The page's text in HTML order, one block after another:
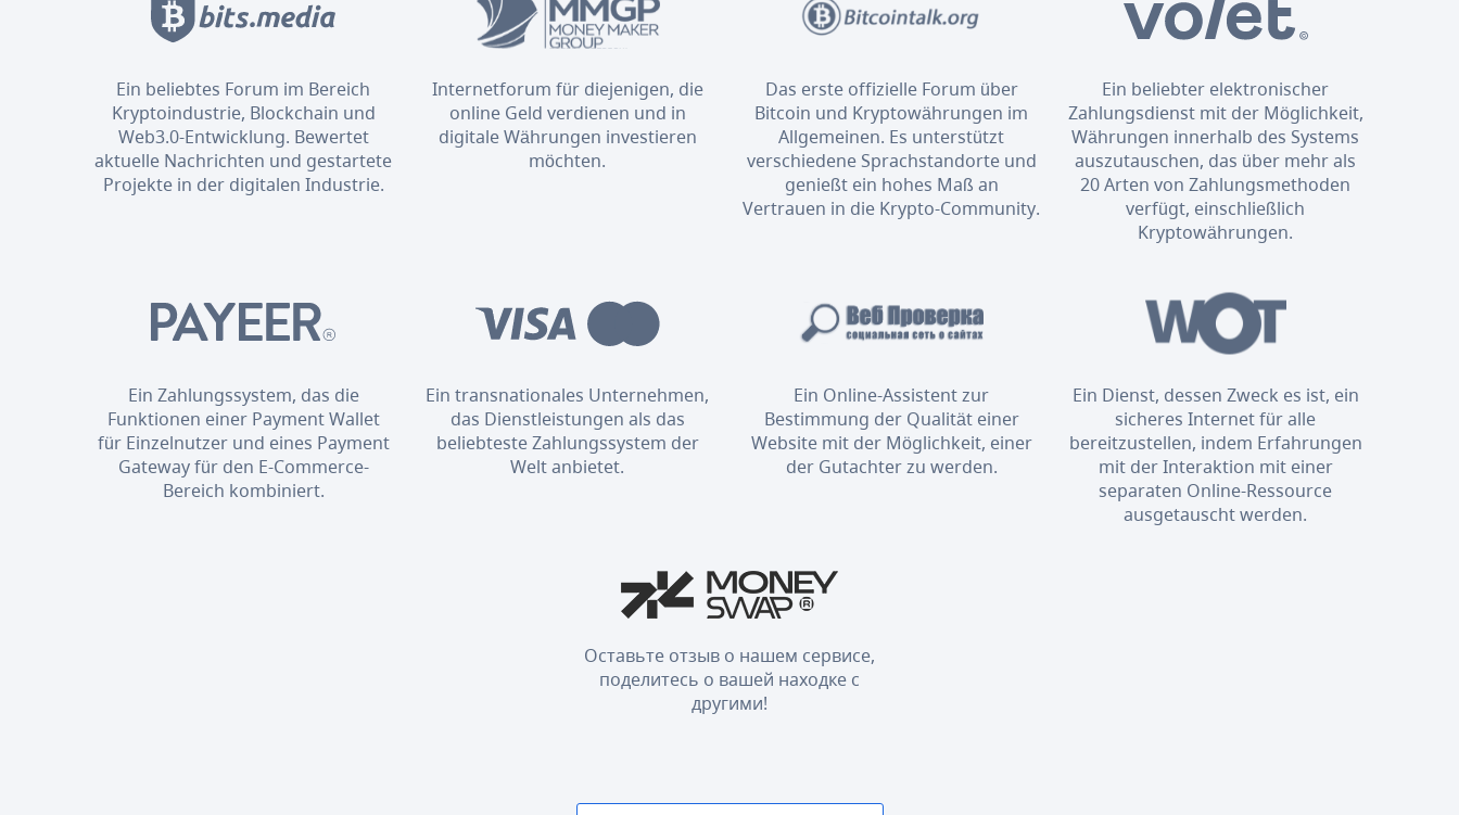
Ein beliebtes Forum im Bereich
Kryptoindustrie, Blockchain und
Web3.0-Entwicklung. Bewertet
aktuelle Nachrichten und gestartete
Projekte in der digitalen Industrie.
Internetforum für diejenigen, die
online Geld verdienen und in
digitale Währungen investieren
möchten.
Das erste offizielle Forum über
Bitcoin und Kryptowährungen im
Allgemeinen. Es unterstützt
verschiedene Sprachstandorte und
genießt ein hohes Maß an
Vertrauen in die Krypto-Community.
Ein beliebter elektronischer
Zahlungsdienst mit der Möglichkeit,
Währungen innerhalb des Systems
auszutauschen, das über mehr als
20 Arten von Zahlungsmethoden
verfügt, einschließlich
Kryptowährungen.
Ein Zahlungssystem, das die
Funktionen einer Payment Wallet
für Einzelnutzer und eines Payment
Gateway für den E-Commerce-
Bereich kombiniert.
Ein transnationales Unternehmen,
das Dienstleistungen als das
beliebteste Zahlungssystem der
Welt anbietet.
Ein Online-Assistent zur
Bestimmung der Qualität einer
Website mit der Möglichkeit, einer
der Gutachter zu werden.
Ein Dienst, dessen Zweck es ist, ein
sicheres Internet für alle
bereitzustellen, indem Erfahrungen
mit der Interaktion mit einer
separaten Online-Ressource
ausgetauscht werden.
Оставьте отзыв о нашем сервисе,
поделитесь о вашей находке с
другими!